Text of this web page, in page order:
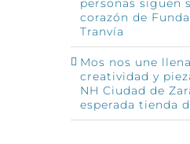
personas siguen
corazón de
Tranvía
Mos nos une
creatividad y
NH Ciudad de
esperada tienda